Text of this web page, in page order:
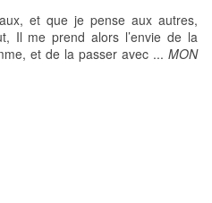
et que je pense aux autres,
Il me prend alors l’envie de la
et de la passer avec ... MON